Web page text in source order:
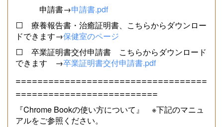
申請書→申請書.pdf
⬜ 療養報告書・治癒証明書、こちらからダウンロー
ドできます→保健室のページ
⬜ 卒業証明書交付申請書 こちらからダウンロード
できます →卒業証明書交付申請書.pdf
===================================
==========================
『Chrome Bookの使い方について』 ※下記のマニュ
アルをご参照ください。